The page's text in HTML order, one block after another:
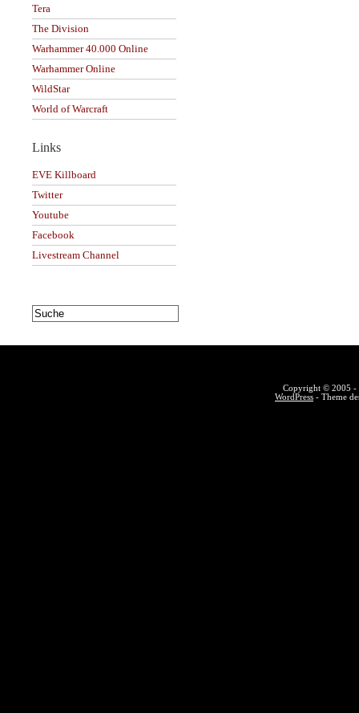
Tera
The Division
Warhammer 40.000 Online
Warhammer Online
WildStar
World of Warcraft
Links
EVE Killboard
Twitter
Youtube
Facebook
Livestream Channel
Copyright © 2005 -
WordPress - Theme